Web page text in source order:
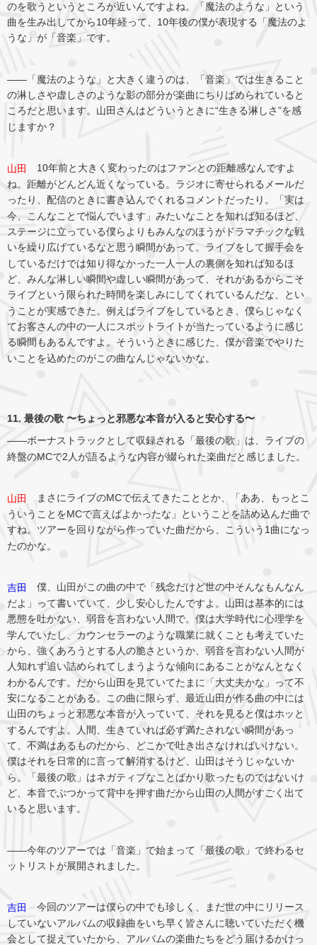
のを歌うというところが近いんですよね。「魔法のような」という
曲を生み出してから10年経って、10年後の僕が表現する「魔法のよ
うな」が「音楽」です。
――「魔法のような」と大きく違うのは、「音楽」では生きること
の淋しさや虚しさのような影の部分が楽曲にちりばめられていると
ころだと思います。山田さんはどういうときに“生きる淋しさ”を感
じますか？
山田
10年前と大きく変わったのはファンとの距離感なんですよ
ね。距離がどんどん近くなっている。ラジオに寄せられるメールだ
ったり、配信のときに書き込んでくれるコメントだったり。「実は
今、こんなことで悩んでいます」みたいなことを知れば知るほど、
ステージに立っている僕らよりもみんなのほうがドラマチックな戦
いを繰り広げているなと思う瞬間があって。ライブをして握手会を
しているだけでは知り得なかった一人一人の裏側を知れば知るほ
ど、みんな淋しい瞬間や虚しい瞬間があって、それがあるからこそ
ライブという限られた時間を楽しみにしてくれているんだな、とい
うことが実感できた。例えばライブをしているとき、僕らじゃなく
てお客さんの中の一人にスポットライトが当たっているように感じ
る瞬間もあるんですよ。そういうときに感じた、僕が音楽でやりた
いことを込めたのがこの曲なんじゃないかな。
11. 最後の歌 〜ちょっと邪悪な本音が入ると安心する〜
――ボーナストラックとして収録される「最後の歌」は、ライブの
終盤のMCで2人が語るような内容が綴られた楽曲だと感じました。
山田
まさにライブのMCで伝えてきたこととか、「ああ、もっとこ
ういうことをMCで言えばよかったな」ということを詰め込んだ曲で
すね。ツアーを回りながら作っていた曲だから、こういう1曲になっ
たのかな。
吉田
僕、山田がこの曲の中で「残念だけど世の中そんなもんなん
だよ」って書いていて、少し安心したんですよ。山田は基本的には
悪態を吐かない、弱音を言わない人間で。僕は大学時代に心理学を
学んでいたし、カウンセラーのような職業に就くことも考えていた
から、強くあろうとする人の脆さというか、弱音を言わない人間が
人知れず追い詰められてしまうような傾向にあることがなんとなく
わかるんです。だから山田を見ていてたまに「大丈夫かな」って不
安になることがある。この曲に限らず、最近山田が作る曲の中には
山田のちょっと邪悪な本音が入っていて、それを見ると僕はホッと
するんですよ。人間、生きていれば必ず満たされない瞬間があっ
て、不満はあるものだから、どこかで吐き出さなければいけない。
僕はそれを日常的に言って解消するけど、山田はそうじゃないか
ら。「最後の歌」はネガティブなことばかり歌ったものではないけ
ど、本音でぶつかって背中を押す曲だから山田の人間がすごく出て
いると思います。
――今年のツアーでは「音楽」で始まって「最後の歌」で終わるセ
ットリストが展開されました。
吉田
今回のツアーは僕らの中でも珍しく、まだ世の中にリリース
していないアルバムの収録曲をいち早く皆さんに聴いていただく機
会として捉えていたから、アルバムの楽曲たちをどう届けるかけっ